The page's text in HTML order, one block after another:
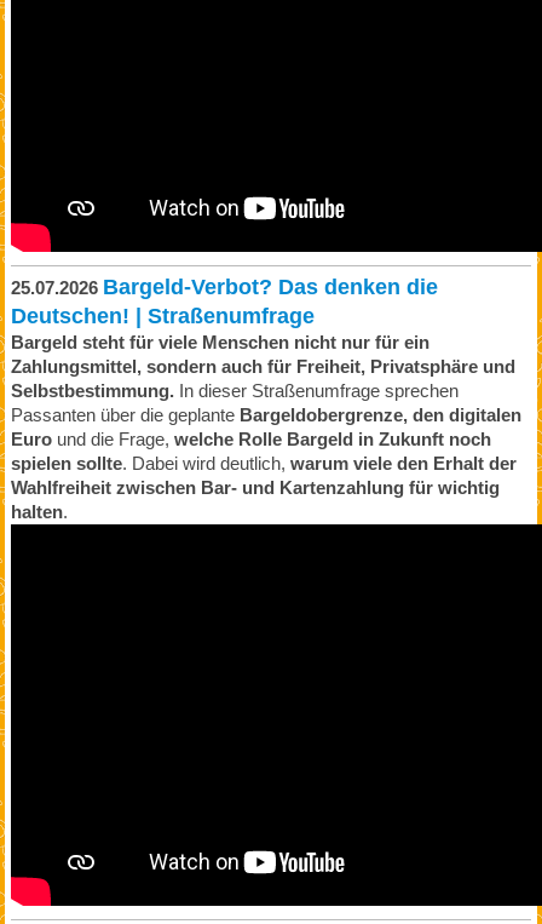
25.07.2026 Bargeld-Verbot? Das denken die
Deutschen! | Straßenumfrage
Bargeld steht für viele Menschen nicht nur für ein
Zahlungsmittel, sondern auch für Freiheit, Privatsphäre und
Selbstbestimmung.In dieser Straßenumfrage sprechen
Passanten über die geplante Bargeldobergrenze, den digitalen
Euround die Frage, welche Rolle Bargeld in Zukunft noch
spielen sollte. Dabei wird deutlich, warum viele den Erhalt der
Wahlfreiheit zwischen Bar- und Kartenzahlung für wichtig
halten.